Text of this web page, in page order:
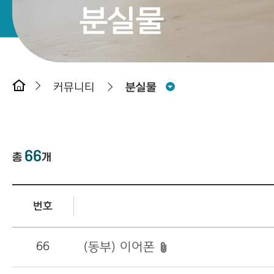
분실물
커뮤니티 분실물
총 66개
번호
66 (동부) 이어폰